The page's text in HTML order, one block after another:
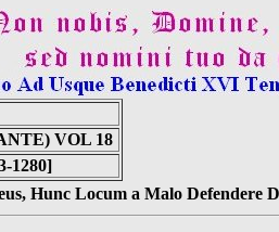
VOL 18
1280]
Hunc Locum a Malo Defendere